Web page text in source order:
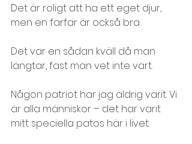
Det är roligt att ha ett eget djur,
men en farfar är också bra.
Det var en sådan kväll då man
längtar, fast man vet inte vart.
Någon patriot har jag aldrig varit. Vi
är alla människor – det har varit
mitt speciella patos här i livet.